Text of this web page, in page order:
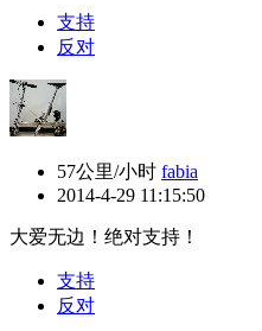
支持
反对
57公里/小时 fabia
2014-4-29 11:15:50
大爱无边！绝对支持！
支持
反对